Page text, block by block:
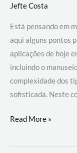
Jefte Costa
Está pensando em
aqui alguns pontos
aplicações de hoje
incluindo o
complexidade dos
sofisticada. Neste
Por
migrar
Read More »